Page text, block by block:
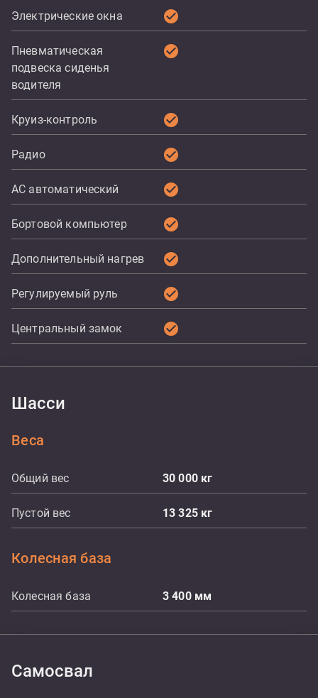
Электрические окна check_circle
Пневматическая
подвеска сиденья
водителя
check_circle
Круиз-контроль check_circle
Радио check_circle
AC автоматический check_circle
Бортовой компьютер check_circle
Дополнительный нагрев check_circle
Регулируемый руль check_circle
Центральный замок check_circle
Шасси
Веса
Общий вес 30 000 кг
Пустой вес 13 325 кг
Колесная база
Колесная база 3 400 мм
Самосвал